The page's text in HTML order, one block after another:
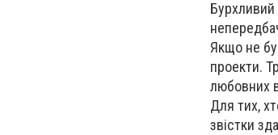
Бурхливий
Якщо не
проекти.
любовних
Для тих,
звістки